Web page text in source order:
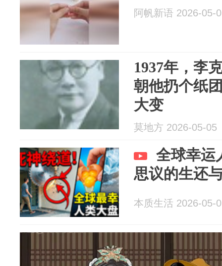
阿帆新语 2026-05-
1937年，李
朝他扔个纸
大变
莫地方 2026-05-05
全球幸运
思议的生还
本质生活 2026-05-